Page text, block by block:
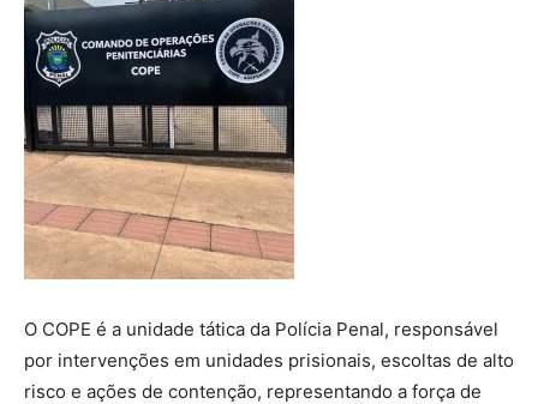
O COPE é a unidade tática da Polícia Penal, responsável
por intervenções em unidades prisionais, escoltas de alto
risco e ações de contenção, representando a força de